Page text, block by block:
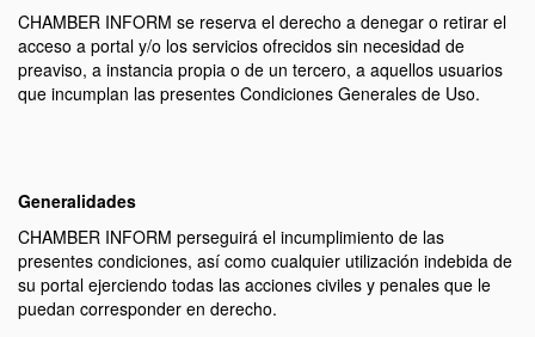
CHAMBER INFORM se reserva el derecho a denegar o retirar el
acceso a portal y/o los servicios ofrecidos sin necesidad de
preaviso, a instancia propia o de un tercero, a aquellos usuarios
que incumplan las presentes Condiciones Generales de Uso.
Generalidades
CHAMBER INFORM perseguirá el incumplimiento de las
presentes condiciones, así como cualquier utilización indebida de
su portal ejerciendo todas las acciones civiles y penales que le
puedan corresponder en derecho.